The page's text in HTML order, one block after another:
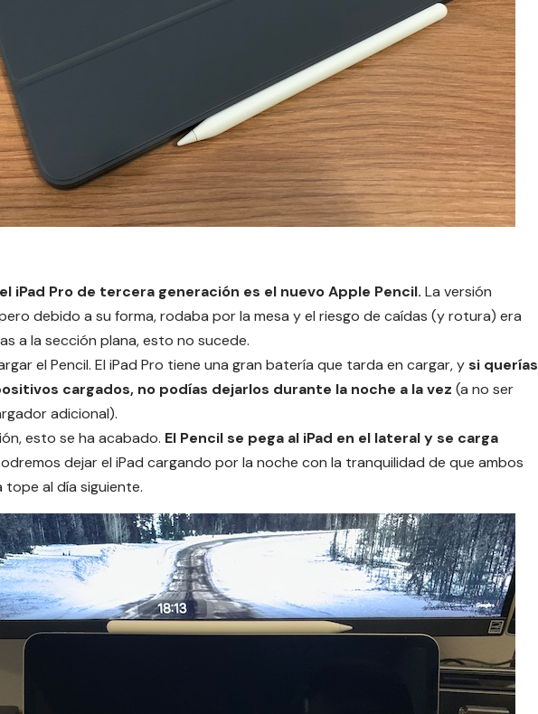
iPad Pro de tercera generación es el nuevoApple Pencil. La versión
debido a su forma, rodaba por la mesa y el riesgo de caídas (y rotura) era
a la sección plana, esto no sucede.
el Pencil. El iPad Pro tiene una gran batería que tarda en cargar, ysi querías
cargados, no podías dejarlos durante la noche a la vez (a no ser
adicional).
esto se ha acabado. El Pencil se pega al iPad en el lateral y se carga
dejar el iPad cargando por la noche con la tranquilidad de que ambos
al día siguiente.